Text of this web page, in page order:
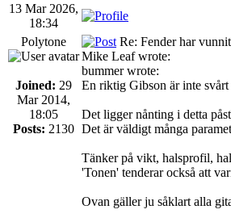
13 Mar 2026,
18:34
Polytone
Joined: 29
Mar 2014,
18:05
Posts: 2130
Re: Fender har
Mike Leaf wrote:
bummer wrote:
En riktig Gibson är inte
Det ligger nånting i detta
Det är väldigt många
Tänker på vikt, halsprofil,
'Tonen' tenderar också att
Ovan gäller ju såklart alla